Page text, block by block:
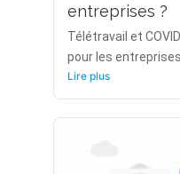
entreprises ?
Télétravail et
pour les entreprises
Lire plus